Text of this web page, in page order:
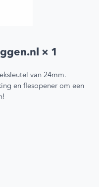
× 1
van 24mm.
en flesopener om een